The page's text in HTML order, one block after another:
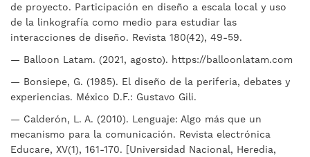
de proyecto. Participación en diseño a escala local y uso
de la linkografía como medio para estudiar las
interacciones de diseño. Revista 180(42), 49-59.
— Balloon Latam. (2021, agosto). https://balloonlatam.com
— Bonsiepe, G. (1985). El diseño de la periferia, debates y
experiencias. México D.F.: Gustavo Gili.
— Calderón, L. A. (2010). Lenguaje: Algo más que un
mecanismo para la comunicación. Revista electrónica
Educare, XV(1), 161-170. [Universidad Nacional, Heredia,